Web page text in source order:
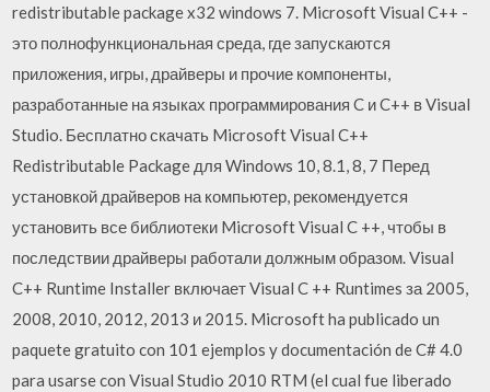
redistributable package x32 windows 7. Microsoft Visual C++ -
это полнофункциональная среда, где запускаются
приложения, игры, драйверы и прочие компоненты,
разработанные на языках программирования C и C++ в Visual
Studio. Бесплатно скачать Microsoft Visual C++
Redistributable Package для Windows 10, 8.1, 8, 7 Перед
установкой драйверов на компьютер, рекомендуется
установить все библиотеки Microsoft Visual C ++, чтобы в
последствии драйверы работали должным образом. Visual
C++ Runtime Installer включает Visual C ++ Runtimes за 2005,
2008, 2010, 2012, 2013 и 2015. Microsoft ha publicado un
paquete gratuito con 101 ejemplos y documentación de C# 4.0
para usarse con Visual Studio 2010 RTM (el cual fue liberado